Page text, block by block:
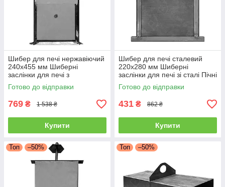
Шибер для печі нержавіючий
240х455 мм Шиберні
заслінки для печі з
нержавійки Пічні засувки
димоходу
Готово до відправки
769 ₴ 1 538 ₴
Купити
Шибер для печі сталевий
220х280 мм Шиберні
заслінки для печі зі сталі Пічні
засувки димохід
Готово до відправки
431 ₴ 862 ₴
Купити
Топ –50% Топ –50%